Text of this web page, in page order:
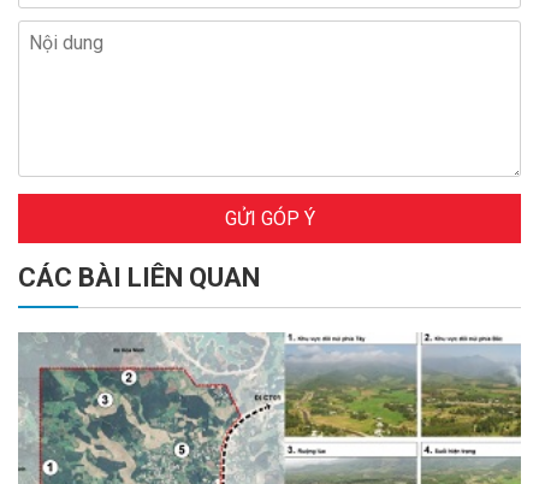
GỬI GÓP Ý
CÁC BÀI LIÊN QUAN